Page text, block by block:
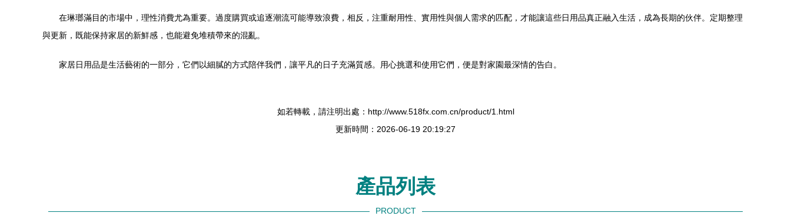
在琳瑯滿目的市場中，理性消費尤為重要。過度購買或追逐潮流可能導致浪費，相反，注重耐用性、實用性與個人需求的匹配，才能讓這些日用品真正融入生活，成為長期的伙伴。定期整理
與更新，既能保持家居的新鮮感，也能避免堆積帶來的混亂。
家居日用品是生活藝術的一部分，它們以細膩的方式陪伴我們，讓平凡的日子充滿質感。用心挑選和使用它們，便是對家園最深情的告白。
如若轉載，請注明出處：http://www.518fx.com.cn/product/1.html
更新時間：2026-06-19 20:19:27
產品列表
PRODUCT